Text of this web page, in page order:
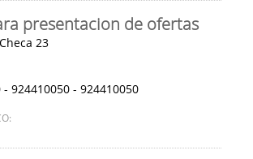
presentacion de ofertas
23
- 924410050 - 924410050